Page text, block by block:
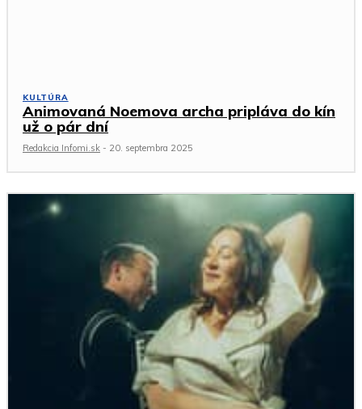
KULTÚRA
Animovaná Noemova archa pripláva do kín
už o pár dní
Redakcia Infomi.sk - 20. septembra 2025